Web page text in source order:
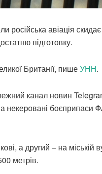
російська авіація
підготовку.
Британії, пишеУНН.
канал новин
некеровані боєприпаси
а другий – на міській
метрів.